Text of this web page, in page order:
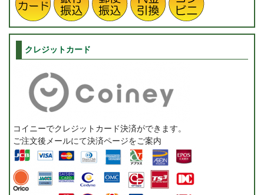
クレジットカード
コイニーでクレジットカード決済ができます。
ご注文後メールにて決済ページをご案内